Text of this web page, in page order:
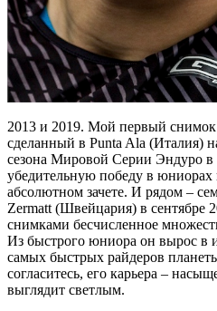
2013 и 2019. Мой первый
сделанный в Punta Ala (Италия)
сезона Мировой Серии Эндуро в
убедительную победу в юниорах
абсолютном зачете. И рядом –
Zermatt (Швейцария) в сентябре
снимками бесчисленное
Из быстрого юниора он вырос в
самых быстрых райдеров
согласитесь, его карьера –
выглядит светлым.